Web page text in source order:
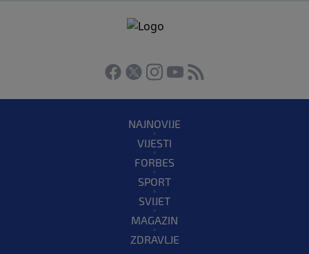
NAJNOVIJE
VIJESTI
FORBES
SPORT
SVIJET
MAGAZIN
ZDRAVLJE